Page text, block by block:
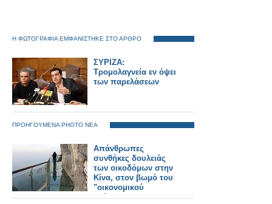
Η ΦΩΤΟΓΡΑΦΙΑ ΕΜΦΑΝΙΣΤΗΚΕ ΣΤΟ ΑΡΘΡΟ
ΣΥΡΙΖΑ:
Τρομολαγνεία εν όψει
των παρελάσεων
ΠΡΟΗΓΟΥΜΕΝΑ PHOTO ΝΕΑ
Απάνθρωπες
συνθήκες δουλειάς
των οικοδόμων στην
Κίνα, στον βωμό του
"οικονομικού
θαύματος"